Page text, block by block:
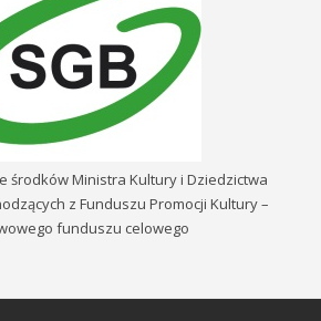
środków Ministra Kultury i Dziedzictwa
z Funduszu Promocji Kultury –
funduszu celowego